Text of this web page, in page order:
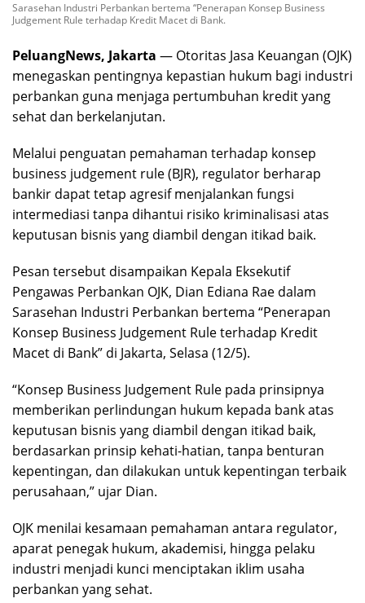
Sarasehan Industri Perbankan bertema “Penerapan Konsep Business
Judgement Rule terhadap Kredit Macet di Bank.
PeluangNews, Jakarta — Otoritas Jasa Keuangan (OJK)
menegaskan pentingnya kepastian hukum bagi industri
perbankan guna menjaga pertumbuhan kredit yang
sehat dan berkelanjutan.
Melalui penguatan pemahaman terhadap konsep
business judgement rule (BJR), regulator berharap
bankir dapat tetap agresif menjalankan fungsi
intermediasi tanpa dihantui risiko kriminalisasi atas
keputusan bisnis yang diambil dengan itikad baik.
Pesan tersebut disampaikan Kepala Eksekutif
Pengawas Perbankan OJK, Dian Ediana Rae dalam
Sarasehan Industri Perbankan bertema “Penerapan
Konsep Business Judgement Rule terhadap Kredit
Macet di Bank” di Jakarta, Selasa (12/5).
“Konsep Business Judgement Rule pada prinsipnya
memberikan perlindungan hukum kepada bank atas
keputusan bisnis yang diambil dengan itikad baik,
berdasarkan prinsip kehati-hatian, tanpa benturan
kepentingan, dan dilakukan untuk kepentingan terbaik
perusahaan,” ujar Dian.
OJK menilai kesamaan pemahaman antara regulator,
aparat penegak hukum, akademisi, hingga pelaku
industri menjadi kunci menciptakan iklim usaha
perbankan yang sehat.